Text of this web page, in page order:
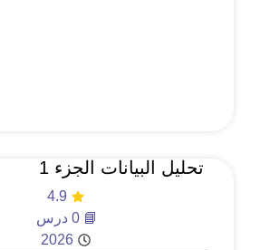
تحليل البيانات الجزء 1
4.9
📘 0 درس
2026